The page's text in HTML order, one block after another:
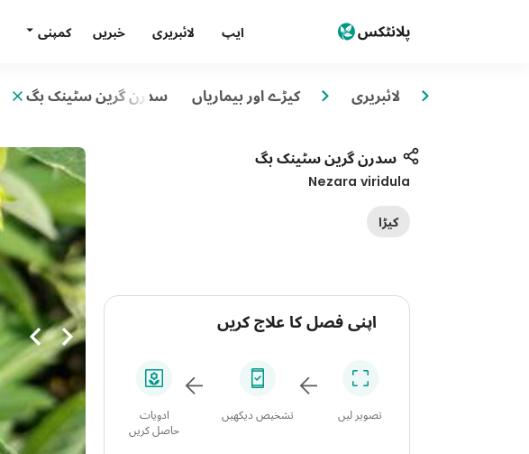
ایپ لائبریری خبریں کمپنی
لائبریری کیڑے اور بیماریاں سدرن گرین سٹینک بگ
سدرن گرین سٹینک بگ
Nezara viridula
کیڑا
اپنی فصل کا علاج کریں
تصویر لیں تشخیص دیکھیں
ادویات
حاصل کریں